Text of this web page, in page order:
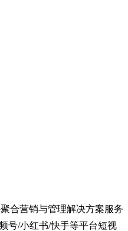
合营销与管理解决方案服务
号/小红书/快手等平台短视